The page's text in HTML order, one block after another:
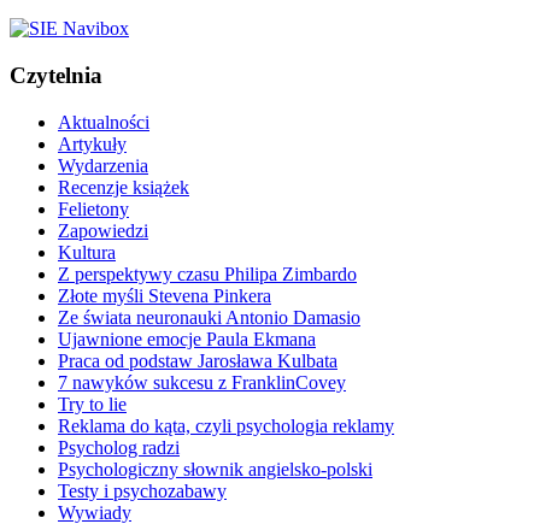
Czytelnia
Aktualności
Artykuły
Wydarzenia
Recenzje książek
Felietony
Zapowiedzi
Kultura
Z perspektywy czasu Philipa Zimbardo
Złote myśli Stevena Pinkera
Ze świata neuronauki Antonio Damasio
Ujawnione emocje Paula Ekmana
Praca od podstaw Jarosława Kulbata
7 nawyków sukcesu z FranklinCovey
Try to lie
Reklama do kąta, czyli psychologia reklamy
Psycholog radzi
Psychologiczny słownik angielsko-polski
Testy i psychozabawy
Wywiady